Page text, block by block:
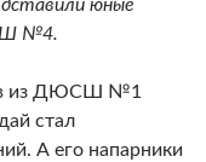
юные
№4.
из ДЮСШ №1
стал
А его напарники